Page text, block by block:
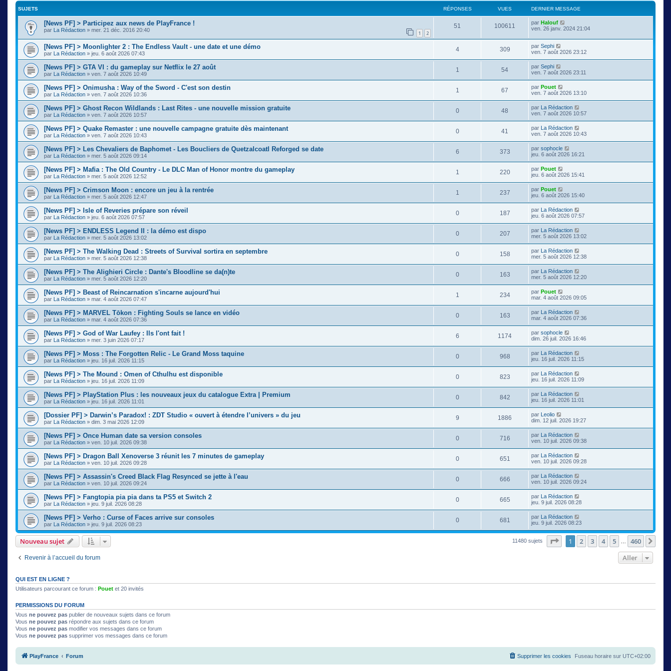
SUJETS RÉPONSES VUES DERNIER MESSAGE
[News PF] > Participez aux news de PlayFrance !
par La Rédaction » mer. 21 déc. 2016 20:40 1 2
51 100611 par Halouf
ven. 26 janv. 2024 21:04
[News PF] > Moonlighter 2 : The Endless Vault - une date et une démo
par La Rédaction » jeu. 6 août 2026 07:43
4 309 par Sephi
ven. 7 août 2026 23:12
[News PF] > GTA VI : du gameplay sur Netflix le 27 août
par La Rédaction » ven. 7 août 2026 10:49
1 54 par Sephi
ven. 7 août 2026 23:11
[News PF] > Onimusha : Way of the Sword - C'est son destin
par La Rédaction » ven. 7 août 2026 10:36
1 67 par Pouet
ven. 7 août 2026 13:10
[News PF] > Ghost Recon Wildlands : Last Rites - une nouvelle mission gratuite
par La Rédaction » ven. 7 août 2026 10:57
0 48 par La Rédaction
ven. 7 août 2026 10:57
[News PF] > Quake Remaster : une nouvelle campagne gratuite dès maintenant
par La Rédaction » ven. 7 août 2026 10:43
0 41 par La Rédaction
ven. 7 août 2026 10:43
[News PF] > Les Chevaliers de Baphomet - Les Boucliers de Quetzalcoatl Reforged se date
par La Rédaction » mer. 5 août 2026 09:14
6 373 par sophocle
jeu. 6 août 2026 16:21
[News PF] > Mafia : The Old Country - Le DLC Man of Honor montre du gameplay
par La Rédaction » mer. 5 août 2026 12:52
1 220 par Pouet
jeu. 6 août 2026 15:41
[News PF] > Crimson Moon : encore un jeu à la rentrée
par La Rédaction » mer. 5 août 2026 12:47
1 237 par Pouet
jeu. 6 août 2026 15:40
[News PF] > Isle of Reveries prépare son réveil
par La Rédaction » jeu. 6 août 2026 07:57
0 187 par La Rédaction
jeu. 6 août 2026 07:57
[News PF] > ENDLESS Legend II : la démo est dispo
par La Rédaction » mer. 5 août 2026 13:02
0 207 par La Rédaction
mer. 5 août 2026 13:02
[News PF] > The Walking Dead : Streets of Survival sortira en septembre
par La Rédaction » mer. 5 août 2026 12:38
0 158 par La Rédaction
mer. 5 août 2026 12:38
[News PF] > The Alighieri Circle : Dante's Bloodline se da(n)te
par La Rédaction » mer. 5 août 2026 12:20
0 163 par La Rédaction
mer. 5 août 2026 12:20
[News PF] > Beast of Reincarnation s'incarne aujourd'hui
par La Rédaction » mar. 4 août 2026 07:47
1 234 par Pouet
mar. 4 août 2026 09:05
[News PF] > MARVEL Tōkon : Fighting Souls se lance en vidéo
par La Rédaction » mar. 4 août 2026 07:36
0 163 par La Rédaction
mar. 4 août 2026 07:36
[News PF] > God of War Laufey : Ils l'ont fait !
par La Rédaction » mer. 3 juin 2026 07:17
6 1174 par sophocle
dim. 26 juil. 2026 16:46
[News PF] > Moss : The Forgotten Relic - Le Grand Moss taquine
par La Rédaction » jeu. 16 juil. 2026 11:15
0 968 par La Rédaction
jeu. 16 juil. 2026 11:15
[News PF] > The Mound : Omen of Cthulhu est disponible
par La Rédaction » jeu. 16 juil. 2026 11:09
0 823 par La Rédaction
jeu. 16 juil. 2026 11:09
[News PF] > PlayStation Plus : les nouveaux jeux du catalogue Extra | Premium
par La Rédaction » jeu. 16 juil. 2026 11:01
0 842 par La Rédaction
jeu. 16 juil. 2026 11:01
[Dossier PF] > Darwin’s Paradox! : ZDT Studio « ouvert à étendre l’univers » du jeu
par La Rédaction » dim. 3 mai 2026 12:09
9 1886 par Leolio
dim. 12 juil. 2026 19:27
[News PF] > Once Human date sa version consoles
par La Rédaction » ven. 10 juil. 2026 09:38
0 716 par La Rédaction
ven. 10 juil. 2026 09:38
[News PF] > Dragon Ball Xenoverse 3 réunit les 7 minutes de gameplay
par La Rédaction » ven. 10 juil. 2026 09:28
0 651 par La Rédaction
ven. 10 juil. 2026 09:28
[News PF] > Assassin's Creed Black Flag Resynced se jette à l'eau
par La Rédaction » ven. 10 juil. 2026 09:24
0 666 par La Rédaction
ven. 10 juil. 2026 09:24
[News PF] > Fangtopia pia pia dans ta PS5 et Switch 2
par La Rédaction » jeu. 9 juil. 2026 08:28
0 665 par La Rédaction
jeu. 9 juil. 2026 08:28
[News PF] > Verho : Curse of Faces arrive sur consoles
par La Rédaction » jeu. 9 juil. 2026 08:23
0 681 par La Rédaction
jeu. 9 juil. 2026 08:23
Nouveau sujet 11480 sujets Page sur460
1 2 3 4 5 460
Revenir à l’accueil du forum Aller
QUI EST EN LIGNE ?
Utilisateurs parcourant ce forum : Pouet et 20 invités
PERMISSIONS DU FORUM
Vous ne pouvez pas publier de nouveaux sujets dans ce forum
Vous ne pouvez pas répondre aux sujets dans ce forum
Vous ne pouvez pas modifier vos messages dans ce forum
Vous ne pouvez pas supprimer vos messages dans ce forum
PlayFrance Forum Fuseau horaire sur UTC+02:00
Supprimer les cookies